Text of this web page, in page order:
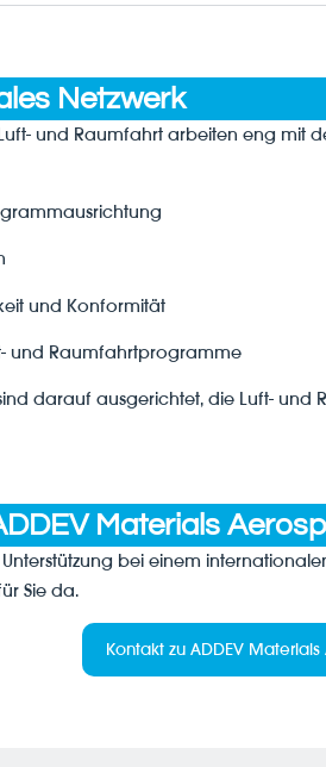
Netzwerk
und Raumfahrt arbeiten eng mit
und Konformität
und Raumfahrtprogramme
darauf ausgerichtet, die Luft- und
Materials
bei einem
Sie da.
Kontakt zu ADDEV